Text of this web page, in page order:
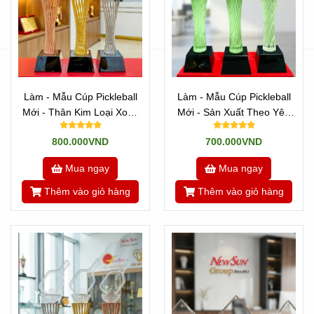
Làm - Mẫu Cúp Pickleball
Mới - Thân Kim Loại Xoắn
Sợi
800.000VND
Mua ngay
Thêm vào giỏ hàng
Làm - Mẫu Cúp Pickleball
Mới - Sản Xuất Theo Yêu
Cầu (15)
700.000VND
Mua ngay
Thêm vào giỏ hàng